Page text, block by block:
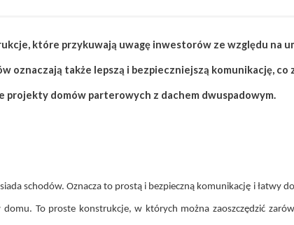
które przykuwają uwagę inwestorów ze względu na
także lepszą i bezpieczniejszą komunikację, co
projekty domów parterowych z dachem dwuspadowym.
schodów. Oznacza to prostą i bezpieczną komunikację i łatwy
To proste konstrukcje, w których można zaoszczędzić